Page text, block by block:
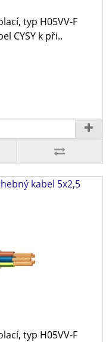
typ H05VV-F
CYSY k při..
kabel 5x2,5
typ H05VV-F